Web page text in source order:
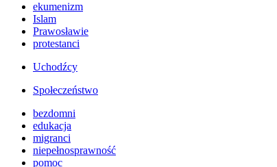
ekumenizm
Islam
Prawosławie
protestanci
Uchodźcy
Społeczeństwo
bezdomni
edukacja
migranci
niepełnosprawność
pomoc